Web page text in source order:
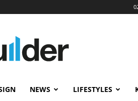
ข่าว
ก่อสร้าง
NEWS LIFESTYLES